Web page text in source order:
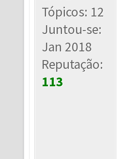
Tópicos: 12
Juntou-se:
Jan 2018
Reputação:
113